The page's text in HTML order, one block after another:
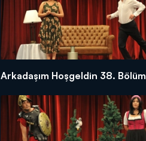
Arkadaşım Hoşgeldin 38. Bölüm